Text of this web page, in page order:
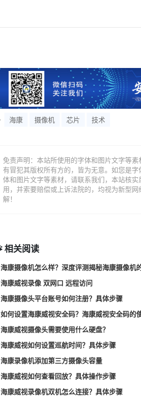
海康 摄像机 芯片 技术
免责声明：本站所使用的字体和图片文字等
有冒犯其版权所有方的，皆为无意。如您是
体和图片文字等素材，请联系我们，本站核
用，并索要赔偿或上诉法院的，均视为新型
解！
相关阅读
海康摄像机怎么样？深度评测揭秘海康摄像机
海康威视录像 双网口 远程访问
海康摄像头平台账号如何注册？具体步骤
如何设置海康威视安全码？海康威视安全码的
海康威视摄像头需要使用什么硬盘？
海康威视如何设置巡航时间？具体步骤
海康录像机添加第三方摄像头容量
海康威视如何查看回放？具体操作步骤
海康威视录像机双机怎么连接？具体步骤